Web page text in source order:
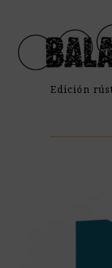
content
mobile
menu
mobile
menu
Edición